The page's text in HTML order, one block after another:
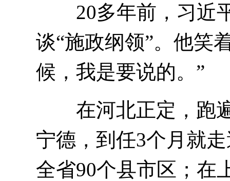
20多年前，习近平
谈“施政纲领”。他笑
候，我是要说的。”
在河北正定，跑遍
宁德，到任3个月就
全省90个县市区；